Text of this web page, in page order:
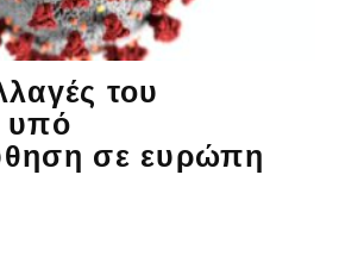
του
υπό
σε ευρώπη